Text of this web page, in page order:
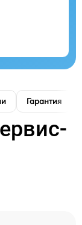
Гарантия